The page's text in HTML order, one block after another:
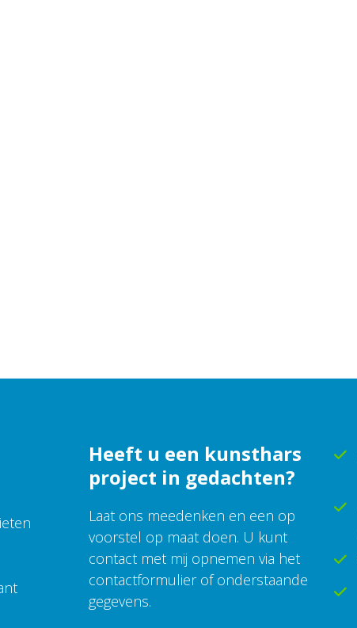
Heeft u een kunsthars
project in gedachten?
Laat ons meedenken en een op
voorstel op maat doen. U kunt
contact met mij opnemen via het
contactformulier of onderstaande
gegevens.